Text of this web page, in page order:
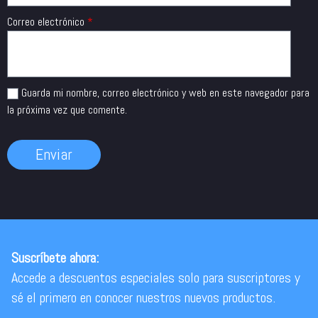
Correo electrónico *
Guarda mi nombre, correo electrónico y web en este navegador para
la próxima vez que comente.
Suscríbete ahora:
Accede a descuentos especiales solo para suscriptores y
sé el primero en conocer nuestros nuevos productos.